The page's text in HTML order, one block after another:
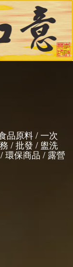
品原料 / 一次
/ 批發 / 盥洗
環保商品 / 露營